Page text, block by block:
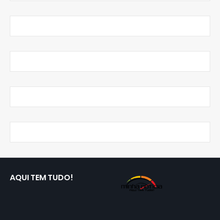
AQUI TEM TUDO!